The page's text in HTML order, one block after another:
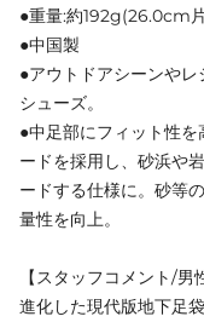
●重量:約192g(26.0cm
●中国製
●アウトドアシーンや
シューズ。
●中足部にフィット性
ードを採用し、砂浜や
ードする仕様に。砂等
量性を向上。
【スタッフコメント/男
進化した現代版地下足